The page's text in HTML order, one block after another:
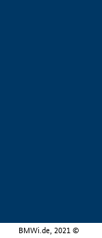
BMWi.de, 2021 ©